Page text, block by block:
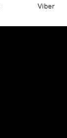
Viber